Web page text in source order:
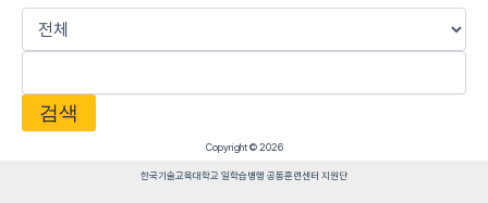
검색
Copyright © 2026
한국기술교육대학교 일학습병행 공동훈련센터 지원단